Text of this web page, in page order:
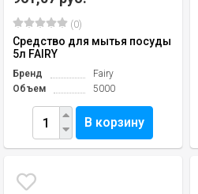
(0)
Средство для мытья посуды
5л FAIRY
Бренд
Fairy
Объем
5000
В корзину